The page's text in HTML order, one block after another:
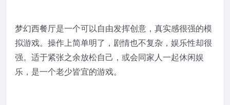
梦幻西餐厅是一个可以自由发挥创意，真实感很强的模
拟游戏。操作上简单明了，剧情也不复杂，娱乐性却很
强。适于紧张之余放松自己，或会同家人一起休闲娱
乐，是一个老少皆宜的游戏。